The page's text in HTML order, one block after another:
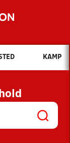
du søge efter?
NYHEDER
OG
KAMP